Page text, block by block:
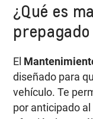
¿Qué es
El
diseñado para
vehículo. Te
por anticipado